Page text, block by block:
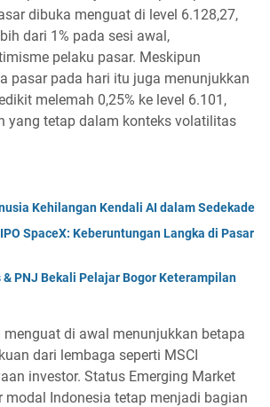
dibuka menguat di level 6.128,27,
dari 1% pada sesi awal,
pelaku pasar. Meskipun
pasar pada hari itu juga menunjukkan
melemah 0,25% ke level 6.101,
yang tetap dalam konteks volatilitas
Kehilangan Kendali AI dalam Sedekade
SpaceX: Keberuntungan Langka di Pasar
& PNJ Bekali Pelajar Bogor Keterampilan
menguat di awal menunjukkan betapa
dari lembaga seperti MSCI
investor. Status Emerging Market
modal Indonesia tetap menjadi bagian